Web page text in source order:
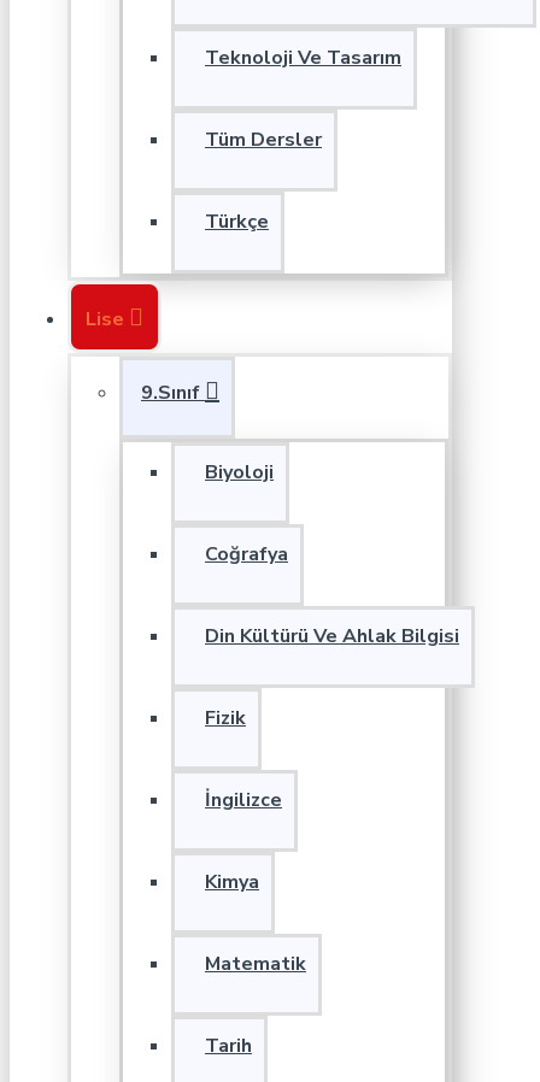
Teknoloji Ve Tasarım
Tüm Dersler
Türkçe
Lise
9.Sınıf
Biyoloji
Coğrafya
Din Kültürü Ve Ahlak Bilgisi
Fizik
İngilizce
Kimya
Matematik
Tarih